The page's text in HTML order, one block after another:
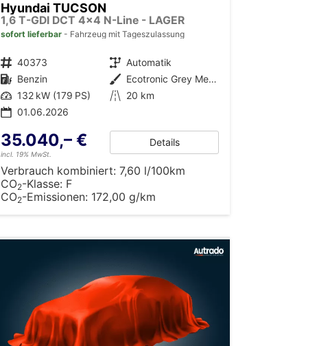
Hyundai TUCSON
1,6 T-GDI DCT 4x4 N-Line - LAGER
sofort lieferbar Fahrzeug mit Tageszulassung
Fahrzeugnr. 40373 Getriebe Automatik
Kraftstoff Benzin Außenfarbe
Ecotronic Grey Metallic (PE2)
Leistung 132 kW (179 PS) Kilometerstand 20 km
01.06.2026
35.040,– €
incl. 19% MwSt.
Details
Verbrauch kombiniert:7,60 l/100km
CO2-Klasse: F
CO2-Emissionen: 172,00 g/km